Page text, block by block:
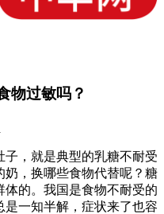
物过敏吗？
，就是典型的乳糖不耐受
奶，换哪些食物代替呢？糖
的。我国是食物不耐受的
一知半解，症状来了也容